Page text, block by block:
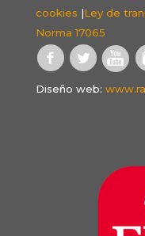
cookies |Ley de
Norma 17065
Diseño web: